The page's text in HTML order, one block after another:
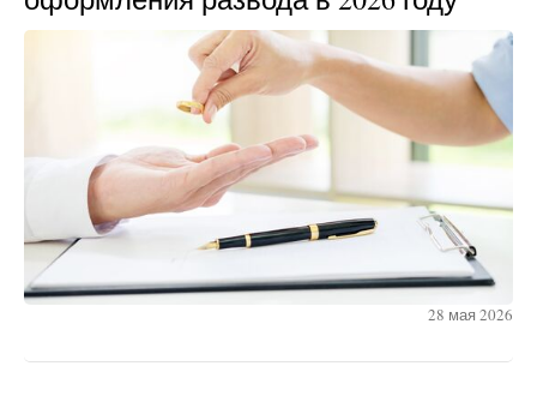
28 мая 2026